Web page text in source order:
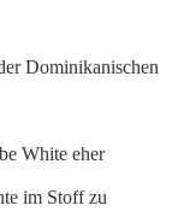
Dominikanischen
White eher
im Stoff zu